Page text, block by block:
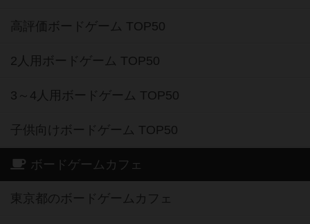
高評価ボードゲーム TOP50
2人用ボードゲーム TOP50
3～4人用ボードゲーム TOP50
子供向けボードゲーム TOP50
ボードゲームカフェ
東京都のボードゲームカフェ